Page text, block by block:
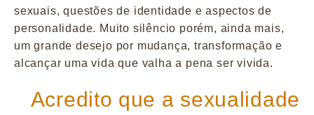
sexuais, questões de identidade e aspectos de
personalidade. Muito silêncio porém, ainda mais,
um grande desejo por mudança, transformação e
alcançar uma vida que valha a pena ser vivida.
Acredito que a sexualidade